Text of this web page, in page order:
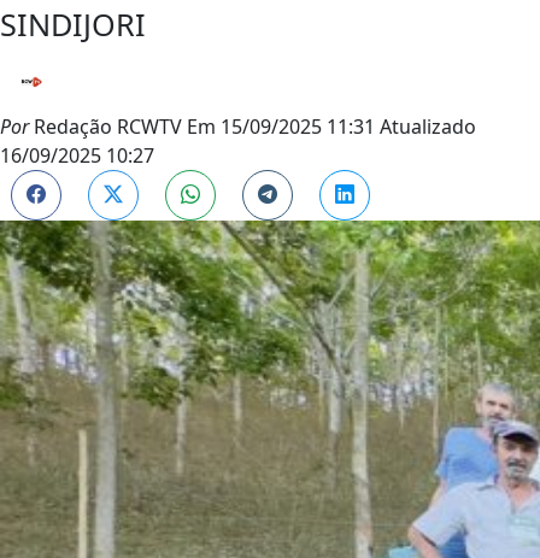
SINDIJORI
PorRedação RCWTV Em 15/09/2025 11:31 Atualizado
16/09/2025 10:27